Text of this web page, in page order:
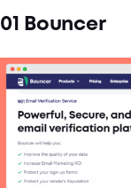
01 Bouncer